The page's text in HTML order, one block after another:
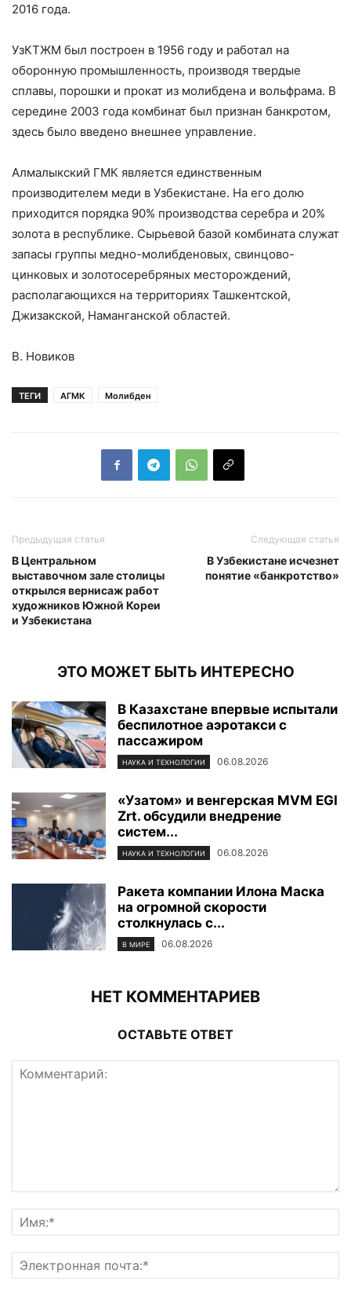
2016 года.
УзКТЖМ был построен в 1956 году и работал на
оборонную промышленность, производя твердые
сплавы, порошки и прокат из молибдена и вольфрама. В
середине 2003 года комбинат был признан банкротом,
здесь было введено внешнее управление.
Алмалыкский ГМК является единственным
производителем меди в Узбекистане. На его долю
приходится порядка 90% производства серебра и 20%
золота в республике. Сырьевой базой комбината служат
запасы группы медно-молибденовых, свинцово-
цинковых и золотосеребряных месторождений,
располагающихся на территориях Ташкентской,
Джизакской, Наманганской областей.
В. Новиков
ТЕГИ АГМК Молибден
Предыдущая статья
В Центральном
выставочном зале столицы
открылся вернисаж работ
художников Южной Кореи
и Узбекистана
Следующая статья
В Узбекистане исчезнет
понятие «банкротство»
ЭТО МОЖЕТ БЫТЬ ИНТЕРЕСНО
В Казахстане впервые испытали
беспилотное аэротакси с
пассажиром
НАУКА И ТЕХНОЛОГИИ 06.08.2026
«Узатом» и венгерская MVM EGI
Zrt. обсудили внедрение
систем...
НАУКА И ТЕХНОЛОГИИ 06.08.2026
Ракета компании Илона Маска
на огромной скорости
столкнулась с...
В МИРЕ 06.08.2026
НЕТ КОММЕНТАРИЕВ
ОСТАВЬТЕ ОТВЕТ